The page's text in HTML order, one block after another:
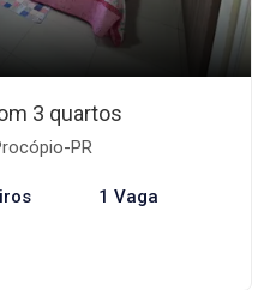
3 quartos
PR
1 Vaga